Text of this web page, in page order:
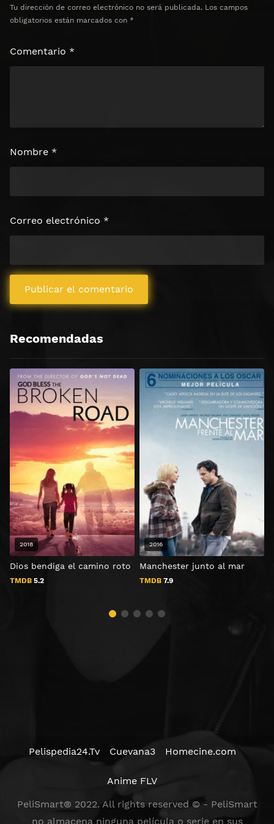
Tu dirección de correo electrónico no será publicada. Los campos
obligatorios están marcados con *
Comentario *
Nombre *
Correo electrónico *
Recomendadas
Dios bendiga el camino roto
TMDB 5.2
2018
Manchester junto al mar
TMDB 7.9
2016
Pelispedia24.Tv Cuevana3 Homecine.com
Anime FLV
PeliSmart® 2022. All rights reserved © - PeliSmart
no almacena ninguna película o serie en sus